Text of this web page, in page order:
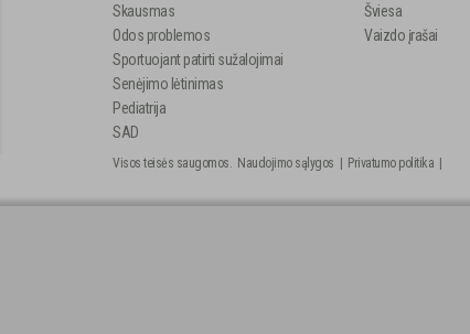
Skausmas
Odos problemos
Sportuojant patirti sužalojimai
Senėjimo lėtinimas
Pediatrija
SAD
Šviesa
Vaizdo įrašai
Visos teisės saugomos. Naudojimo sąlygos | Privatumo politika |